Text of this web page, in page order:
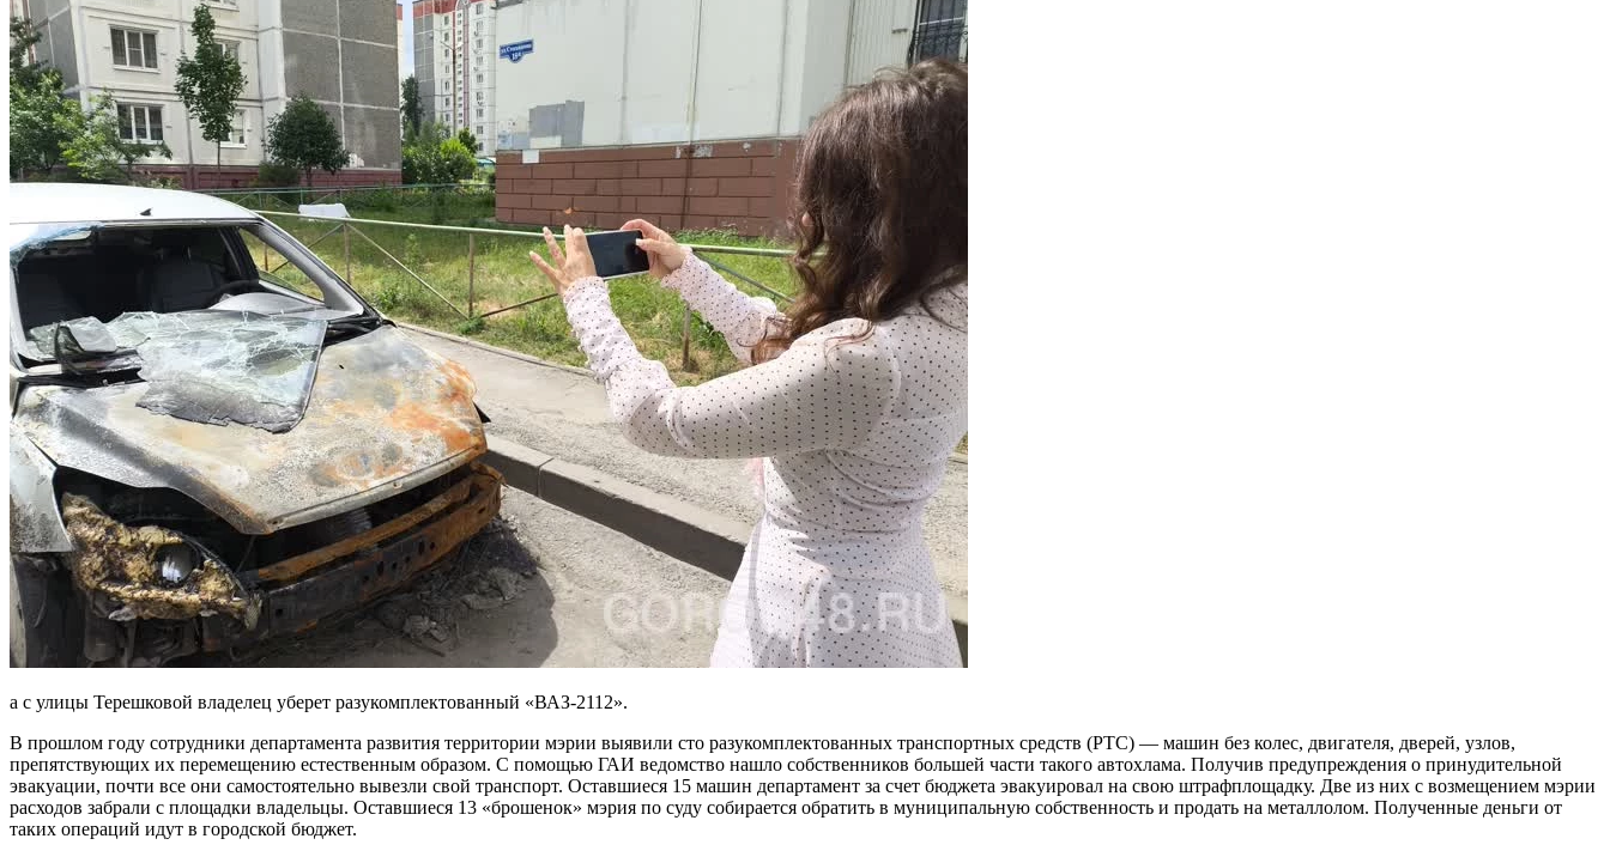
а с улицы Терешковой владелец уберет разукомплектованный «ВАЗ-2112».
В прошлом году сотрудники департамента развития территории мэрии выявили сто разукомплектованных транспортных средств (РТС) — машин без колес, двигателя, дверей, узлов,
препятствующих их перемещению естественным образом. С помощью ГАИ ведомство нашло собственников большей части такого автохлама. Получив предупреждения о принудительной
эвакуации, почти все они самостоятельно вывезли свой транспорт. Оставшиеся 15 машин департамент за счет бюджета эвакуировал на свою штрафплощадку. Две из них с возмещением мэрии
расходов забрали с площадки владельцы. Оставшиеся 13 «брошенок» мэрия по суду собирается обратить в муниципальную собственность и продать на металлолом. Полученные деньги от
таких операций идут в городской бюджет.